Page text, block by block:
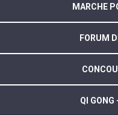
MARCHE
FORUM
QI GONG